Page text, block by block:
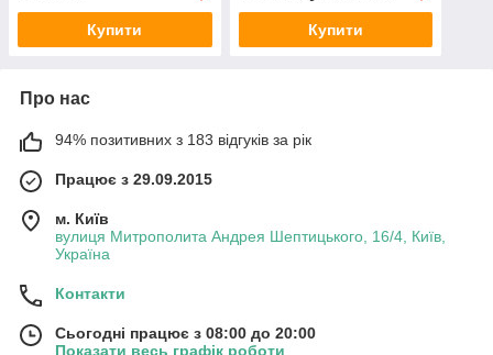
Купити Купити
Про нас
94% позитивних з 183 відгуків за рік
Працює з 29.09.2015
м. Київ
вулиця Митрополита Андрея Шептицького, 16/4, Київ,
Україна
Контакти
Сьогодні працює з 08:00 до 20:00
Показати весь графік роботи